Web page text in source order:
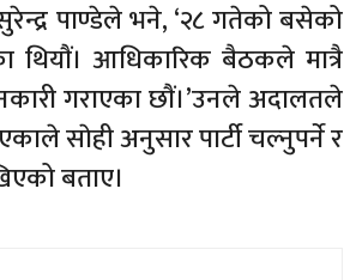
पाण्डेले भने, ‘२८ गतेको बसेको
आधिकारिक बैठकले मात्रै
गराएका छाैं।’उनले अदालतले
साेही अनुसार पार्टी चल्नुपर्ने र
बताए।